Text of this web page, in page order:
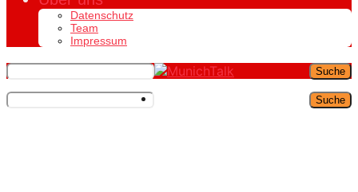
Datenschutz
Team
Impressum
Suche
Suche